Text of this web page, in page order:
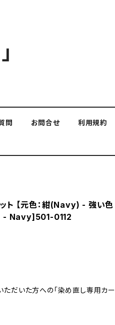
問 お問合せ 利用規約
ト 【元色：紺(Navy) - 強い色
- Navy]501-0112
だいた方への「染め直し専用カー